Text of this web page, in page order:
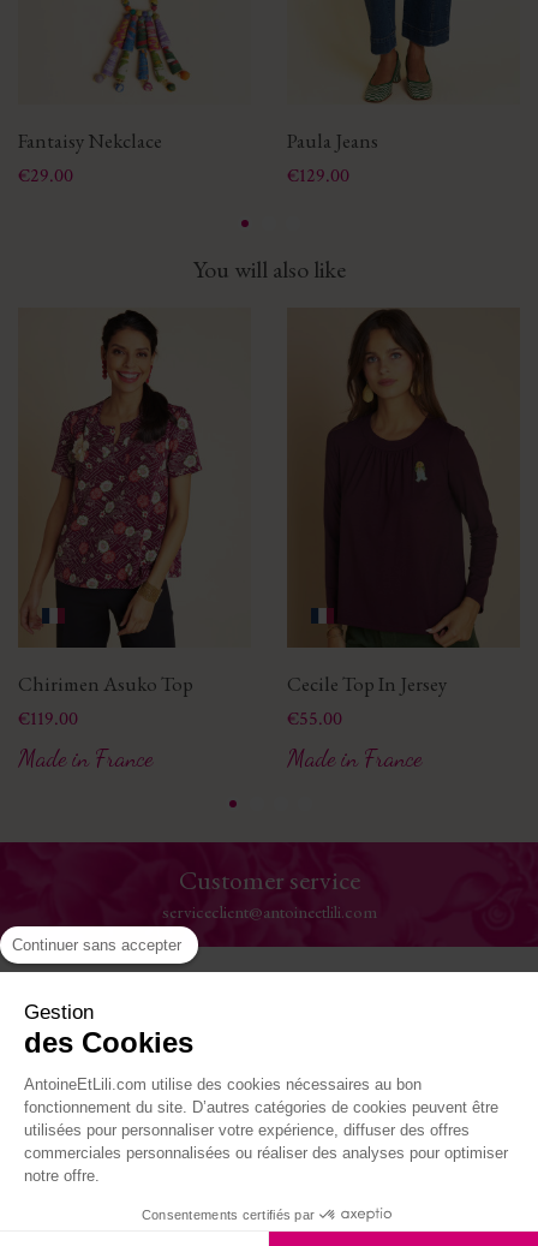
Fantaisy Nekclace
Price
€29.00
Paula Jeans
Price
€129.00
You will also like
Chirimen Asuko Top
Price
€119.00
Made in France
Cecile Top In Jersey
Price
€55.00
Made in France
Secure payment
Visa, Mastercard, Paypal
The House
Where to find us
Follow-us
Continuer sans accepter
Gestion
des Cookies
AntoineEtLili.com utilise des cookies nécessaires au bon
fonctionnement du site. D’autres catégories de cookies peuvent être
utilisées pour personnaliser votre expérience, diffuser des offres
commerciales personnalisées ou réaliser des analyses pour optimiser
notre offre.
Consentements certifiés par